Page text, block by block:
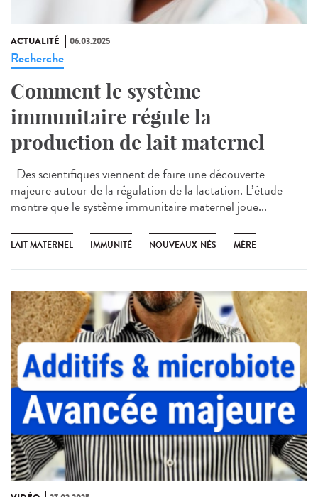
ACTUALITÉ 06.03.2025
Recherche
Comment le système
immunitaire régule la
production de lait maternel
Des scientifiques viennent de faire une découverte
majeure autour de la régulation de la lactation. L’étude
montre que le système immunitaire maternel joue...
LAIT MATERNEL IMMUNITÉ NOUVEAUX-NÉS MÈRE